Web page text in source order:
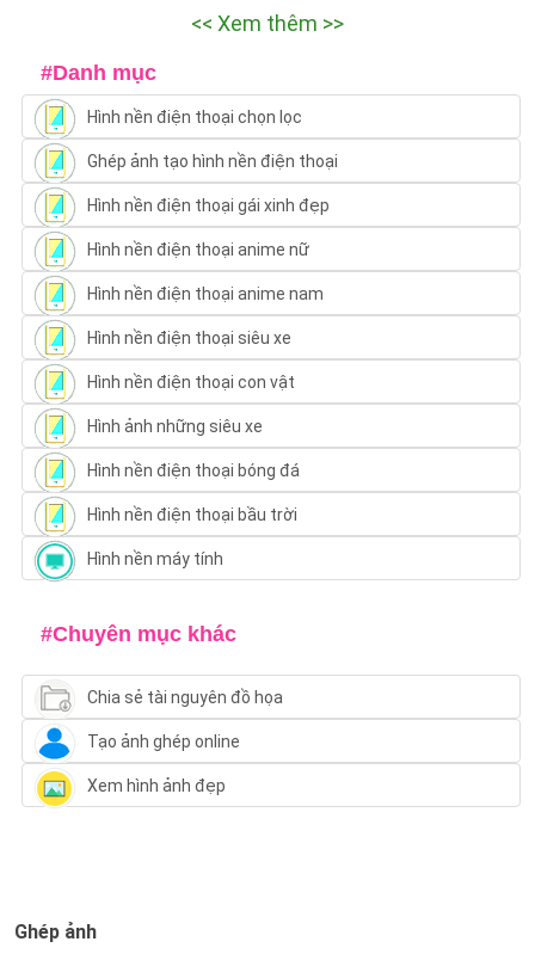
<< Xem thêm >>
#Danh mục
Hình nền điện thoại chọn lọc
Ghép ảnh tạo hình nền điện thoại
Hình nền điện thoại gái xinh đẹp
Hình nền điện thoại anime nữ
Hình nền điện thoại anime nam
Hình nền điện thoại siêu xe
Hình nền điện thoại con vật
Hình ảnh những siêu xe
Hình nền điện thoại bóng đá
Hình nền điện thoại bầu trời
Hình nền máy tính
#Chuyên mục khác
Chia sẻ tài nguyên đồ họa
Tạo ảnh ghép online
Xem hình ảnh đẹp
Ghép ảnh